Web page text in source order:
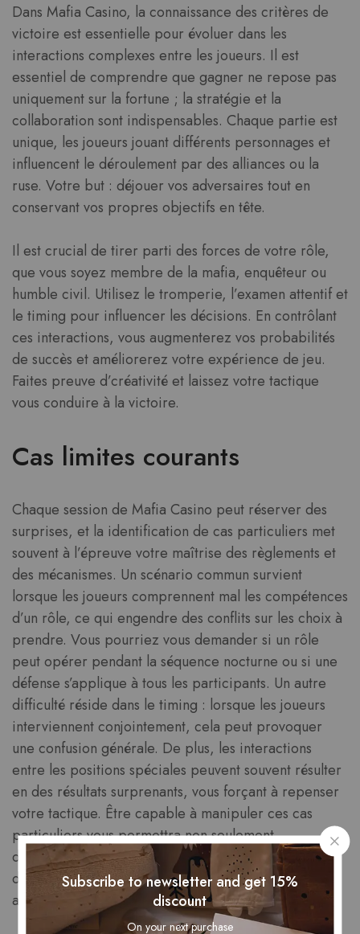
Dans Mafia Casino, la connaissance des critères de
victoire est essentielle pour évoluer dans les
interactions complexes entre les joueurs. Il est
essentiel de comprendre que gagner ne repose pas
uniquement sur la fortune ; la stratégie et la
collaboration sont indispensables. Chaque partie est
unique, les joueurs jouant différents personnages et
influencent le déroulement par des alliances ou la
ruse. Votre but : déjouer vos adversaires tout en
conservant vos propres objectifs en tête.
Il est crucial de tirer parti des forces de votre rôle,
que vous soyez membre de la mafia, enquêteur ou
humble civil. Utilisez le tromperie, l’examen attentif et
le timing pour influencer les décisions. En contrôlant
ces interactions, vous augmenterez vos probabilités
de succès et améliorerez votre expérience de jeu.
Faites preuve d’créativité et laissez votre tactique
vous conduire à la victoire.
Cas limites courants
Chaque session de Mafia Casino peut réserver des
surprises, et la identification de cas particuliers met
souvent à l’épreuve votre maîtrise des règlements et
des mécanismes. Un scénario commun survient
lorsque les joueurs comprennent mal les compétences
d’un rôle, ce qui engendre des conflits sur les choix à
prendre. Vous pourriez vous demander si un rôle
peut opérer pendant la séquence nocturne ou si une
défense s’applique à tous les participants. Un autre
difficulté réside dans le timing : lorsque les joueurs
interviennent conjointement, cela peut provoquer
une confusion générale. De plus, les interactions
entre les positions spéciales peuvent souvent résulter
en des résultats surprenants, vous forçant à repenser
votre tactique. Être capable à manipuler ces cas
particuliers vous permettra non seulement
d’approfondir votre maîtrise du jeu, mais aussi
d’améliorer votre habileté à en maîtriser les nuances
avec créativité.
Subscribe to newsletter and get 15%
discount
On your next purchase